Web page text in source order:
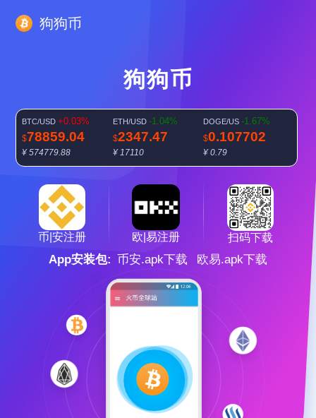
狗狗币
狗狗币
BTC/USD +0.03%
$78859.04
¥ 574779.88
ETH/USD -1.04%
$2347.47
¥ 17110
DOGE/US -1.67%
$0.107702
¥ 0.79
103.8125
¥ 756.66
币|安注册 欧|易注册 扫码下载
App安装包: 币安.apk下载 欧易.apk下载